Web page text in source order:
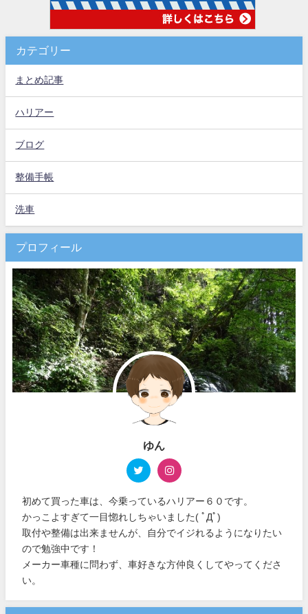
カテゴリー
まとめ記事
ハリアー
ブログ
整備手帳
洗車
プロフィール
ゆん
初めて買った車は、今乗っているハリアー６０です。
かっこよすぎて一目惚れしちゃいました( ﾟДﾟ)
取付や整備は出来ませんが、自分でイジれるようになりたい
ので勉強中です！
メーカー車種に問わず、車好きな方仲良くしてやってくださ
い。